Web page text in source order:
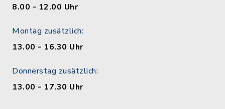
8.00 - 12.00 Uhr
Montag zusätzlich:
13.00 - 16.30 Uhr
Donnerstag zusätzlich:
13.00 - 17.30 Uhr